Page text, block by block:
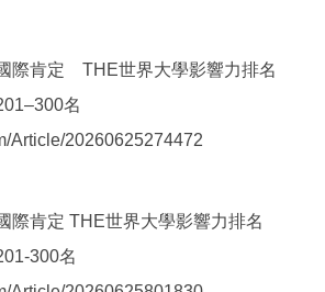
際肯定 THE世界大學影響力排名
名
Article/20260625274472
際肯定 THE世界大學影響力排名
300名